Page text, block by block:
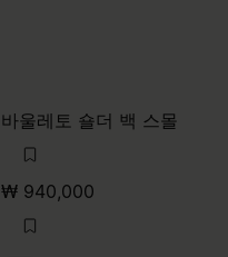
바울레토 숄더 백 스몰
₩ 940,000